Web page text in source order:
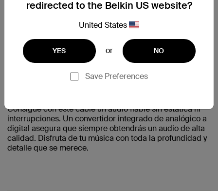
redirected to the Belkin US website?
United States
YES or NO
Save Preferences
Consigue con este cable un audio fiable sin estática ni
interrupciones. Un convertidor integrado de analógico a
digital asegura que siempre obtendrás un audio de alta
calidad. Disfruta de tu música con toda la profundidad y
detalle que se merece.